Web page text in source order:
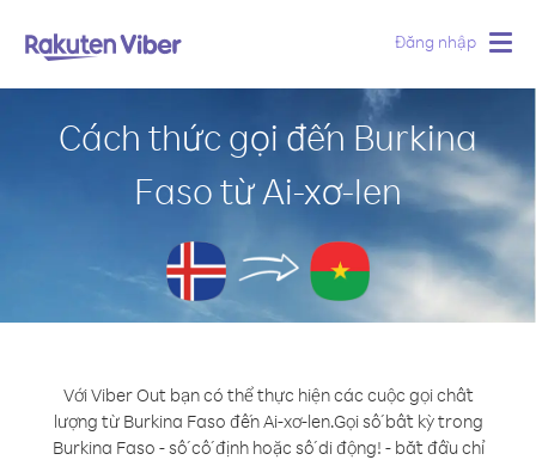
Đăng nhập
Cách thức gọi đến Burkina
Faso từ Ai-xơ-len
Với Viber Out bạn có thể thực hiện các cuộc gọi chất
lượng từ Burkina Faso đến Ai-xơ-len.Gọi số bất kỳ trong
Burkina Faso - số cố định hoặc số di động! - bắt đầu chỉ